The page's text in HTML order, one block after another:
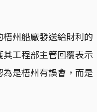
州船廠發送給財利的
工程部主管回覆表示
是梧州有誤會，而是